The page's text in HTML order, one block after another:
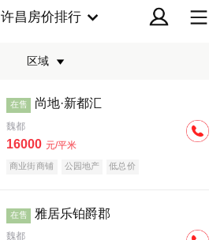
许昌房价排行
区域
在售 尚地·新都汇
魏都
16000 元/平米
商业街商铺 公园地产 低总价
在售 雅居乐铂爵郡
魏都